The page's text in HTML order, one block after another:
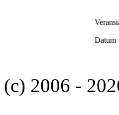
Datum
(c) 2006 -